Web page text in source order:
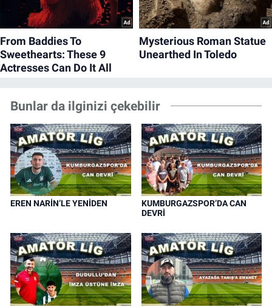
Bunlar da ilginizi çekebilir
EREN NARİN’LE YENİDEN
KUMBURGAZSPOR’DA CAN
DEVRİ